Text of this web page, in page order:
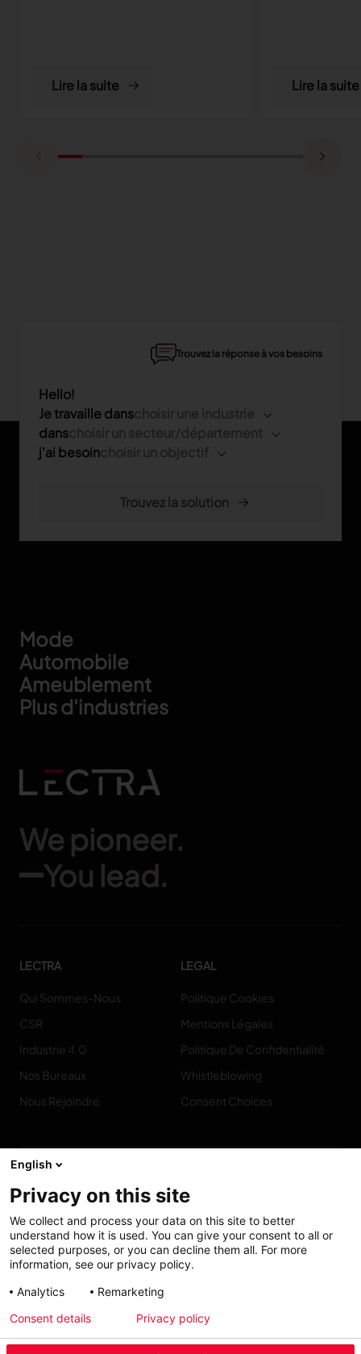
Lire la suite Lire la suite
Footer
Mode
Automobile
Ameublement
Plus d'industries
We pioneer.
You lead.
LECTRA
Qui Sommes-Nous
CSR
Industrie 4.0
Nos Bureaux
Nous Rejoindre
LEGAL
Politique Cookies
Mentions Légales
Politique De Confidentialité
Whistleblowing
Consent Choices
Contact
My solutions
conforme
Trouvez la réponse à vos besoins
Hello!
Je travaille dans
dans
j'ai besoin
English
Privacy on this site
We collect and process your data on this site to better
understand how it is used. You can give your consent to all or
selected purposes, or you can decline them all. For more
information, see our privacy policy.
Analytics
Remarketing
Consent details Privacy policy